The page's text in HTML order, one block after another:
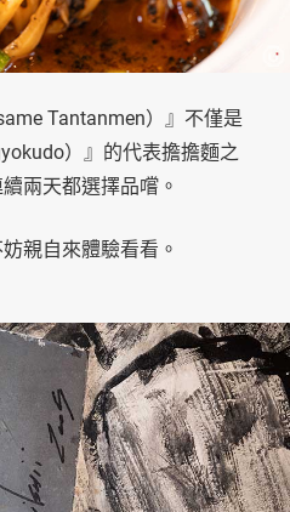
Tantanmen）』不僅是
）』的代表擔擔麵之
兩天都選擇品嚐。
親自來體驗看看。